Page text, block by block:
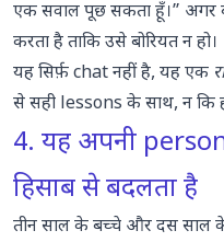
एक सवाल पूछ सकता हूँ।” अगर
करता है ताकि उसे बोरियत न हो।
यह सिर्फ़ chat नहीं है, यह एक
से सही lessons के साथ, न कि
4. यह अपनी
हिसाब से बदलता है
तीन साल के बच्चे और दस साल